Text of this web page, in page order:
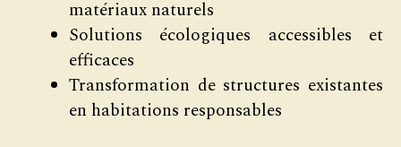
matériaux naturels
Solutions écologiques accessibles et
efficaces
Transformation de structures existantes
en habitations responsables